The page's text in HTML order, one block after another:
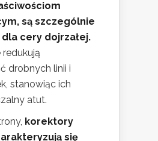
są szczególnie
cery dojrzałej.
drobnych linii i
stanowiąc ich
atut.
korektory
się